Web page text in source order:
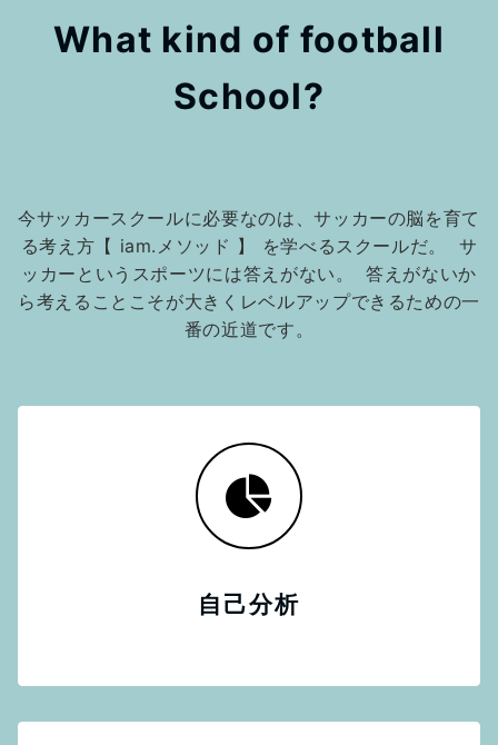
2026 SUMMER SCHOOL《夏休み企画参加者募集》
What kind of football
School?
今サッカースクールに必要なのは、サッカーの脳を育て
る考え方【 iam.メソッド 】 を学べるスクールだ。 サ
ッカーというスポーツには答えがない。 答えがないか
ら考えることこそが大きくレベルアップできるための一
番の近道です。
自己分析